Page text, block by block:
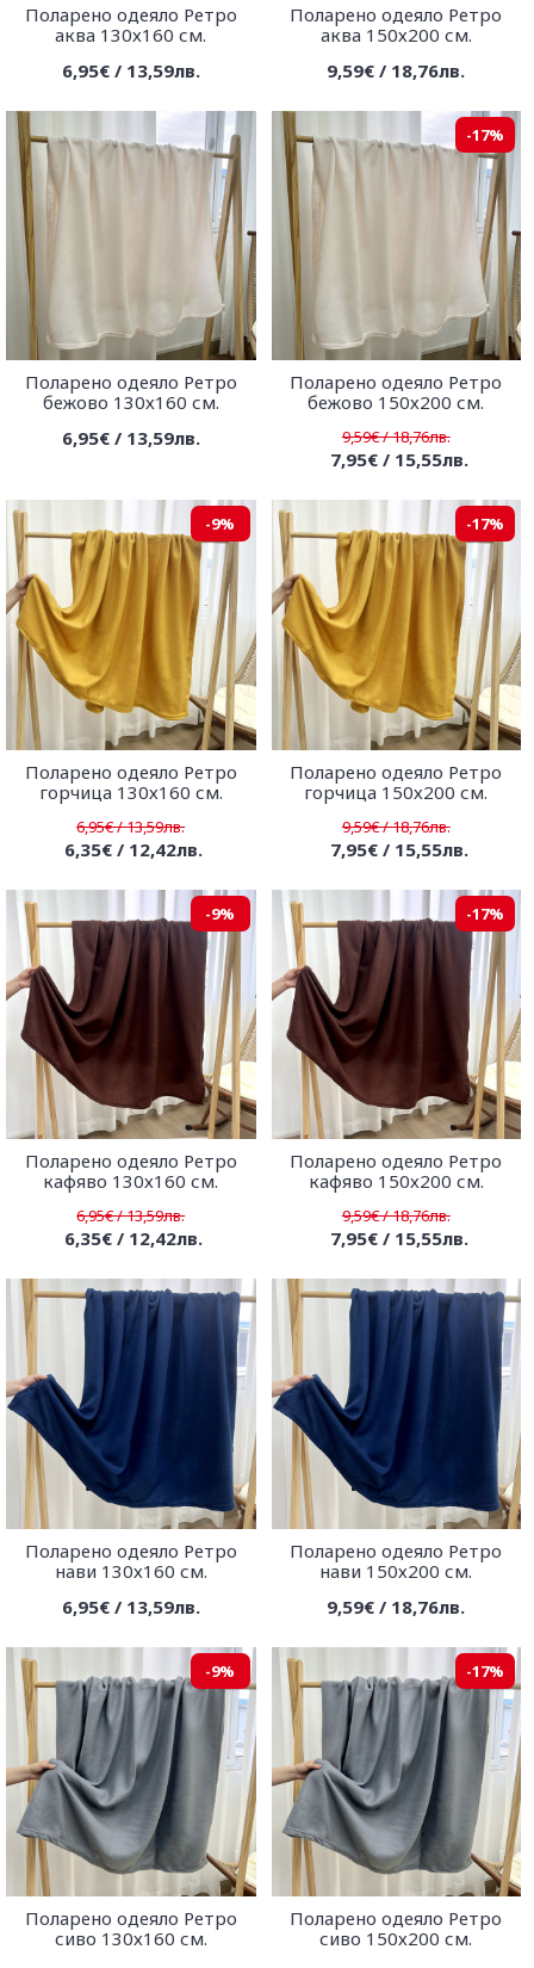
Поларено одеяло Ретро
аква 130х160 см.
6,95€ / 13,59лв.
Поларено одеяло Ретро
аква 150х200 см.
9,59€ / 18,76лв.
Поларено одеяло Ретро
бежово 130х160 см.
6,95€ / 13,59лв.
-17%
Поларено одеяло Ретро
бежово 150х200 см.
9,59€ / 18,76лв.
7,95€ / 15,55лв.
-9%
Поларено одеяло Ретро
горчица 130х160 см.
6,95€ / 13,59лв.
6,35€ / 12,42лв.
-17%
Поларено одеяло Ретро
горчица 150х200 см.
9,59€ / 18,76лв.
7,95€ / 15,55лв.
-9%
Поларено одеяло Ретро
кафяво 130х160 см.
6,95€ / 13,59лв.
6,35€ / 12,42лв.
-17%
Поларено одеяло Ретро
кафяво 150х200 см.
9,59€ / 18,76лв.
7,95€ / 15,55лв.
Поларено одеяло Ретро
нави 130х160 см.
6,95€ / 13,59лв.
Поларено одеяло Ретро
нави 150х200 см.
9,59€ / 18,76лв.
-9%
Поларено одеяло Ретро
сиво 130х160 см.
-17%
Поларено одеяло Ретро
сиво 150х200 см.